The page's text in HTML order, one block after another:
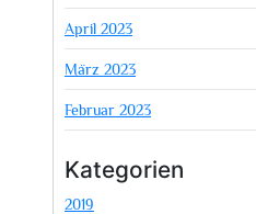
April 2023
März 2023
Februar 2023
Kategorien
2019